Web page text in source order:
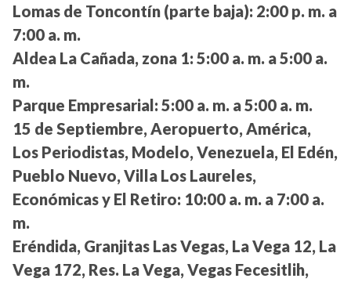
Lomas de Toncontín (parte baja): 2:00 p. m. a
7:00 a. m.
Aldea La Cañada, zona 1: 5:00 a. m. a 5:00 a.
m.
Parque Empresarial: 5:00 a. m. a 5:00 a. m.
15 de Septiembre, Aeropuerto, América,
Los Periodistas, Modelo, Venezuela, El Edén,
Pueblo Nuevo, Villa Los Laureles,
Económicas y El Retiro: 10:00 a. m. a 7:00 a.
m.
Eréndida, Granjitas Las Vegas, La Vega 12, La
Vega 172, Res. La Vega, Vegas Fecesitlih,